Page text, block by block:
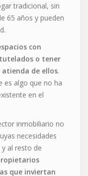
tradicional, sin
65 años y pueden
con
o tener
de ellos.
es algo que no ha
en el
inmobiliario no
necesidades
y al resto de
que inviertan